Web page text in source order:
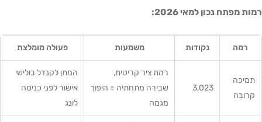
רמות מפתח נכון למאי 2026:
רמה נקודות משמעות פעולה מומלצת
תמיכה
קרובה
3,023
רמת ציר קריטית,
שבירה מתחתיה = היפוך
מגמה
המתן לקנדל בולישי
אישור לפני כניסה
לונג